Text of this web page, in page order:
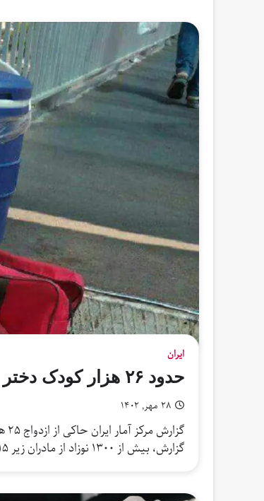
ایران
حدود ۲۶ هزار کودک دختر زیر ۱۵ سال در یک سال گذشته ازدواج کردند
۲۸ مهر, ۱۴۰۲
گزارش، بیش از ۱۳۰۰ نوزاد از مادران زیر ۱۵ سال متولد شده…